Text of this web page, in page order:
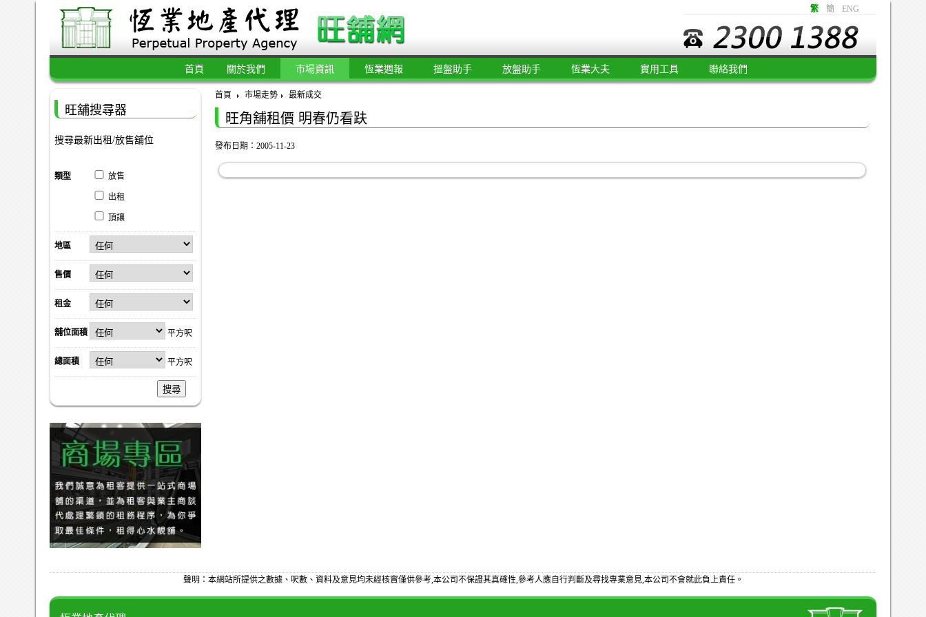
繁 簡 ENG
首頁 關於我們 市場資訊 恆業週報 搵盤助手 放盤助手 恆業大夫 實用工具 聯絡我們
首頁 市場走勢 最新成交
旺角舖租價 明春仍看趺
發布日期：2005-11-23
旺舖搜尋器
搜尋最新出租/放售舖位
類型 放售
出租
頂讓
地區
售價
租金
舖位面積 平方呎
總面積 平方呎
搜尋
聲明：本網站所提供之數據、呎數、資料及意見均未經核實僅供參考,本公司不保證其真確性,參考人應自行判斷及尋找專業意見,本公司不會就此負上責任。